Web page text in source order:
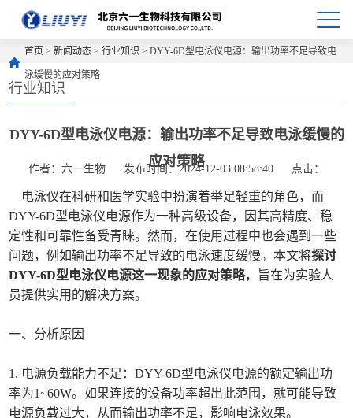
首页 >新闻动态 >行业知识 > DYY-6D型电泳仪电源：输出功率不足导致电
泳缓慢的应对策略
行业知识
DYY-6D型电泳仪电源：输出功率不足导致电泳缓慢的
应对策略
作者：六一生物 发布时间：2024-12-03 08:58:40 点击：
电泳仪在科研和医学实验中扮演着举足轻重的角色，而
DYY-6D型电泳仪电源作为一种高级设备，因其高精度、稳
定性和可靠性备受青睐。然而，在使用过程中也会遇到一些
问题，例如输出功率不足导致的电泳速度缓慢。本文将探讨
DYY-6D型电泳仪电源这一现象的应对策略，旨在为实验人
员提供实用的解决方案。
一、分析原因
1. 电源负载能力不足：DYY-6D型电泳仪电源的额定输出功
率为1~60W。如果连接的设备功率超出此范围，就可能导致
电源负载过大，从而输出功率不足，影响电泳效果。